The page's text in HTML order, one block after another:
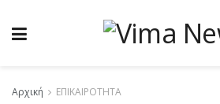
Αρχική ΕΠΙΚΑΙΡΟΤΗΤΑ